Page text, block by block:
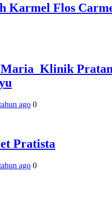
Karmel Flos
ago 0
Pratista
ago 0